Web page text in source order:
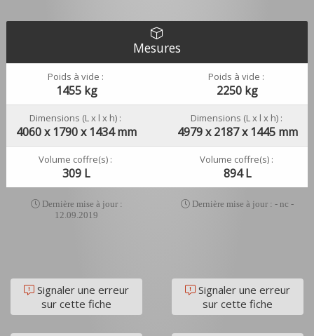
Mesures
Poids à vide :
1455 kg
Poids à vide :
2250 kg
Dimensions (L x l x h) :
4060 x 1790 x 1434 mm
Dimensions (L x l x h) :
4979 x 2187 x 1445 mm
Volume coffre(s) :
309 L
Volume coffre(s) :
894 L
Dernière mise à jour :
12.09.2019
Dernière mise à jour : - nc -
Signaler une erreur
sur cette fiche
Signaler une erreur
sur cette fiche